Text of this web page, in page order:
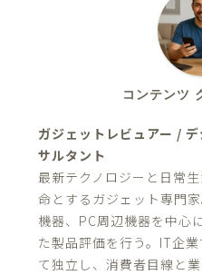
コンテンツ
ガジェットレビュアー /
サルタント
最新テクノロジーと日常
命とするガジェット専門
機器、PC周辺機器を中心
た製品評価を行う。IT企
て独立し、消費者目線と